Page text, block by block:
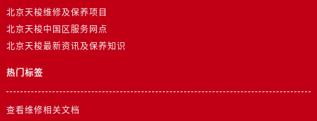
北京天梭维修及保养项目
北京天梭中国区服务网点
北京天梭最新资讯及保养知识
热门标签
查看维修相关文档